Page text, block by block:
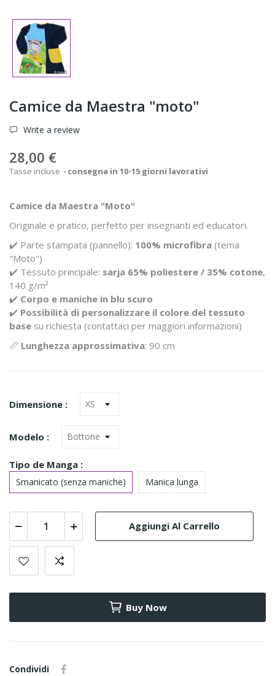
Camice da Maestra "moto"
Write a review
28,00 €
Tasse incluse consegna in 10-15 giorni lavorativi
Camice da Maestra "Moto"
Originale e pratico, perfetto per insegnanti ed educatori.
✔️ Parte stampata (pannello): 100% microfibra (tema
"Moto")
✔️ Tessuto principale: sarja 65% poliestere / 35% cotone,
140 g/m²
✔️ Corpo e maniche in blu scuro
✔️ Possibilità di personalizzare il colore del tessuto
base su richiesta (contattaci per maggiori informazioni)
📏 Lunghezza approssimativa: 90 cm
Dimensione :
Modelo :
Tipo de Manga :
Smanicato (senza maniche) Manica lunga
Aggiungi Al Carrello
Buy Now
Condividi